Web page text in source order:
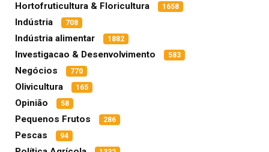
Hortofruticultura & Floricultura 1658
Indústria 708
Indústria alimentar 1882
Investigacao & Desenvolvimento 583
Negócios 770
Olivicultura 165
Opinião 58
Pequenos Frutos 286
Pescas 94